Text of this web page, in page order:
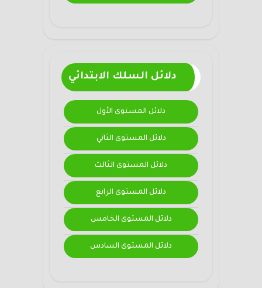
دلائل السلك الابتدائي
دلائل المستوى الأول
دلائل المستوى الثاني
دلائل المستوى الثالث
دلائل المستوى الرابع
دلائل المستوى الخامس
دلائل المستوى السادس